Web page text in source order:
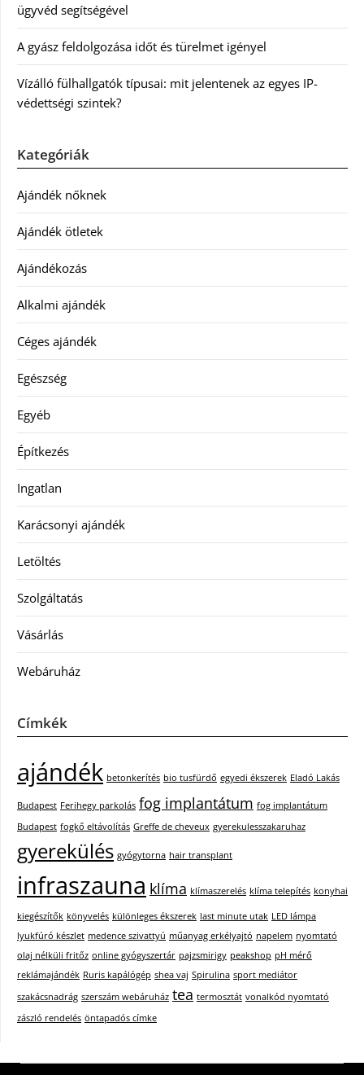
ügyvéd segítségével
A gyász feldolgozása időt és türelmet igényel
Vízálló fülhallgatók típusai: mit jelentenek az egyes IP-
védettségi szintek?
Kategóriák
Ajándék nőknek
Ajándék ötletek
Ajándékozás
Alkalmi ajándék
Céges ajándék
Egészség
Egyéb
Építkezés
Ingatlan
Karácsonyi ajándék
Letöltés
Szolgáltatás
Vásárlás
Webáruház
Címkék
ajándék betonkerítés bio tusfürdő egyedi ékszerek Eladó Lakás
Budapest Ferihegy parkolás fog implantátum fog implantátum
Budapest fogkő eltávolítás Greffe de cheveux gyerekulesszakaruhaz
gyerekülés gyógytorna hair transplant
infraszauna klíma klímaszerelés klíma telepítés konyhai
kiegészítők könyvelés különleges ékszerek last minute utak LED lámpa
lyukfúró készlet medence szivattyú műanyag erkélyajtó napelem nyomtató
olaj nélküli fritőz online gyógyszertár pajzsmirigy peakshop pH mérő
reklámajándék Ruris kapálógép shea vaj Spirulina sport mediátor
szakácsnadrág szerszám webáruház tea termosztát vonalkód nyomtató
zászló rendelés öntapadós címke